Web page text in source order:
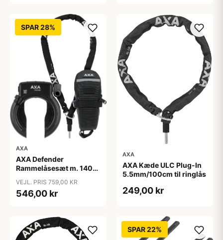
SPAR 28%
AXA
AXA Defender
Rammelåsesæt m. 140
VEJL. PRIS 759,00 KR
546,00 kr
AXA
AXA Kæde ULC Plug-In
5.5mm/100cm til ringlås
249,00 kr
SPAR 22%